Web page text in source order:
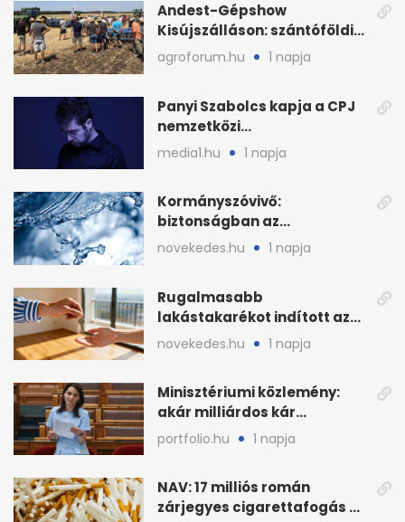
Andest-Gépshow
Kisújszálláson: szántóföldi
bemutató 2026. augusztus
12-én
agroforum.hu 1 napja
Panyi Szabolcs kapja a CPJ
nemzetközi
sajtószabadság-díját
media1.hu 1 napja
Kormányszóvivő:
biztonságban az
ivóvízkészlet, nincs
stratégiai vízhiány
novekedes.hu 1 napja
Rugalmasabb
lakástakarékot indított az
OTP: két köztes kilépéssel
novekedes.hu 1 napja
Minisztériumi közlemény:
akár milliárdos kár
fenyegette Budapest fáit
portfolio.hu 1 napja
NAV: 17 milliós román
zárjegyes cigarettafogás az